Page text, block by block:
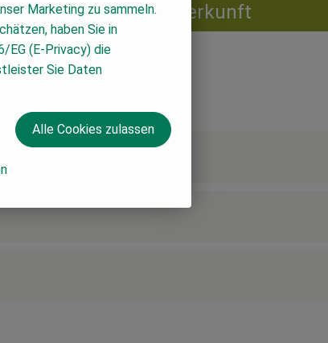
Herkunft
Marketing zu sammeln.
haben Sie in
EG (E-Privacy) die
Sie Daten
Alle Cookies zulassen